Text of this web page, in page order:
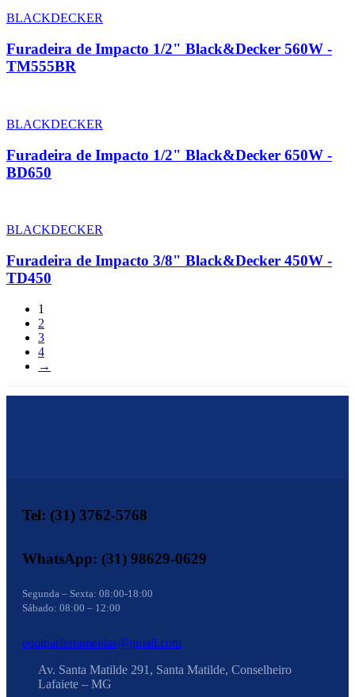
BLACKDECKER
Furadeira de Impacto 1/2" Black&Decker 560W -
TM555BR
BLACKDECKER
Furadeira de Impacto 1/2" Black&Decker 650W -
BD650
BLACKDECKER
Furadeira de Impacto 3/8" Black&Decker 450W -
TD450
1
2
3
4
→
Tel: (31) 3762-5768
WhatsApp: (31) 98629-0629
Segunda – Sexta: 08:00-18:00
Sábado: 08:00 – 12:00
equiparferramentas@gmail.com
Av. Santa Matilde 291, Santa Matilde, Conselheiro
Lafaiete – MG